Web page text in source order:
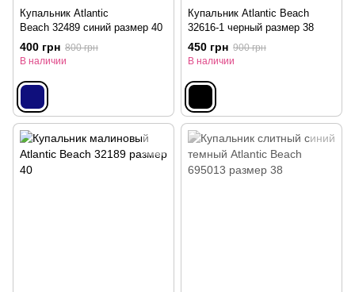
Купальник Atlantic
Beach 32489 синий размер 40
400 грн 800 грн
В наличии
Купальник Atlantic Beach
32616-1 черный размер 38
450 грн 900 грн
В наличии